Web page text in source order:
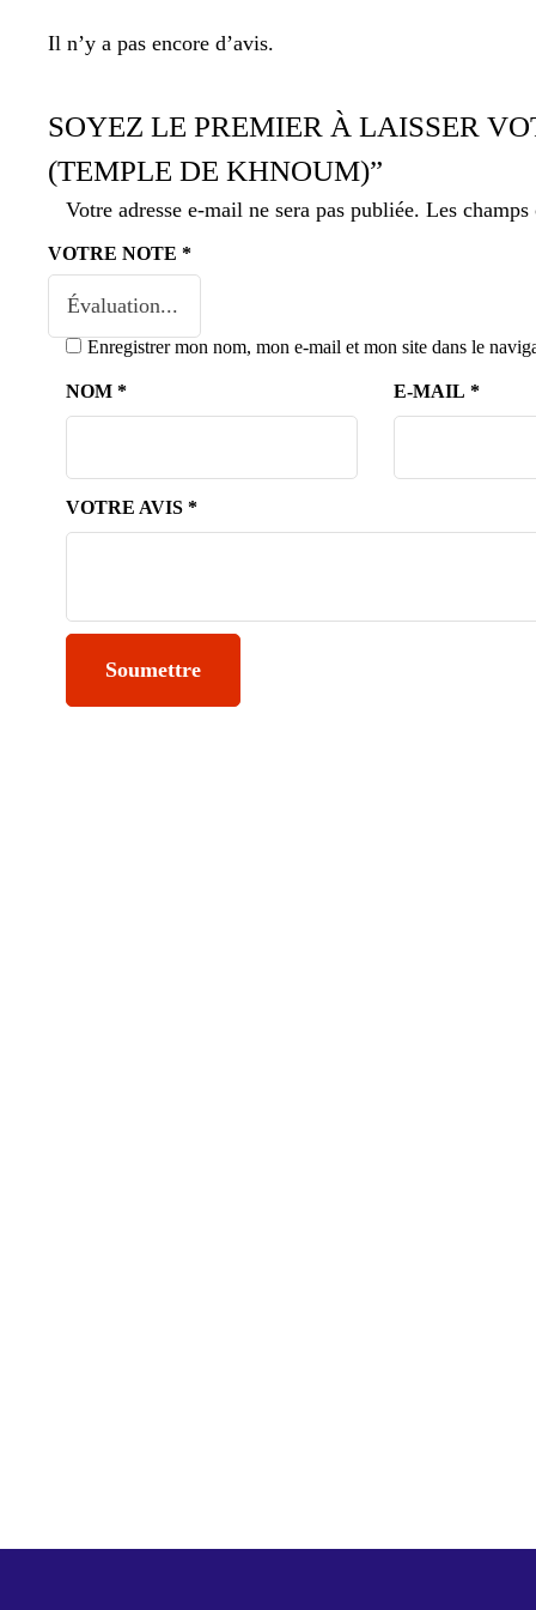
Il n’y a pas encore d’avis.
SOYEZ LE PREMIER À LAISSER
(TEMPLE DE KHNOUM)”
Votre adresse e-mail ne sera pas publiée. Les
VOTRE NOTE *
VOTRE AVIS *
NOM * E-MAIL *
Enregistrer mon nom, mon e-mail et mon site dans le